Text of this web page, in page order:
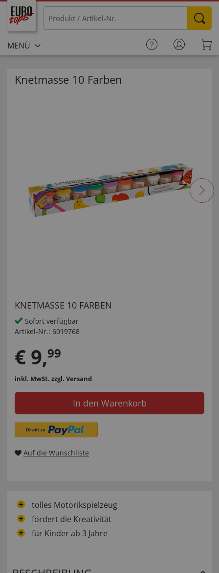
MENÜ
Knetmasse 10 Farben
KNETMASSE 10 FARBEN
Sofort verfügbar
Artikel-Nr.: 6019768
€ 9,99
inkl. MwSt. zzgl. Versand
In den Warenkorb
Auf die Wunschliste
tolles Motorikspielzeug
fördert die Kreativität
für Kinder ab 3 Jahre